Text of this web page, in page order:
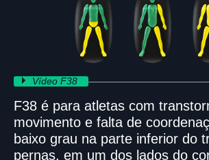
Vídeo F38
F38 é para atletas com
movimento e falta de
baixo grau na parte inferior do
pernas, em um dos lados do